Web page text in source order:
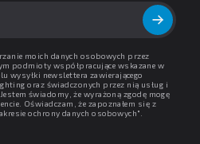
moich danych osobowych przez
podmioty współpracujące wskazane w
wysyłki newslettera zawierającego
oraz świadczonych przez nią usług i
świadomy, że wyrażoną zgodę mogę
Oświadczam, że zapoznałem się z
ochrony danych osobowych".